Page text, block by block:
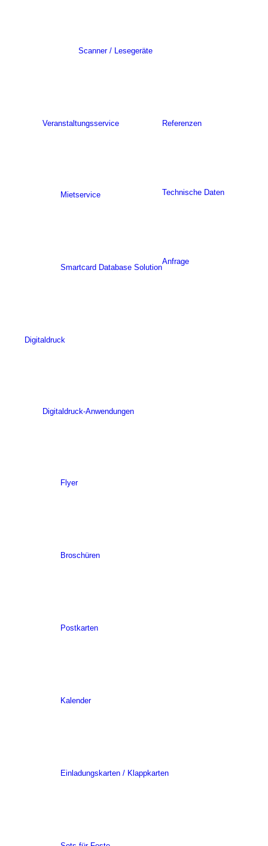
Scanner / Lesegeräte
Veranstaltungsservice
Mietservice
Smartcard Database Solution
Referenzen
Technische Daten
Anfrage
Digitaldruck
Digitaldruck-Anwendungen
Flyer
Broschüren
Postkarten
Kalender
Einladungskarten / Klappkarten